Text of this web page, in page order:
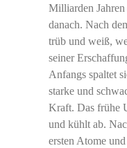
Milliarden Jahren
danach. Nach
trüb und weiß,
seiner
Anfangs spaltet
starke und
Kraft. Das frühe
und kühlt ab.
ersten Atome